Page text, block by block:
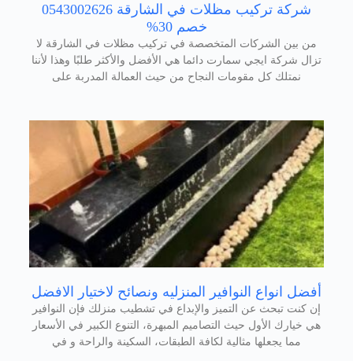
شركة تركيب مظلات في الشارقة 0543002626
خصم 30%
من بين الشركات المتخصصة في تركيب مظلات في الشارقة لا
تزال شركة ايجي سمارت دائما هي الأفضل والأكثر طلبًا وهذا لأننا
نمتلك كل مقومات النجاح من حيث العمالة المدربة على
أفضل انواع النوافير المنزليه ونصائح لاختيار الافضل
إن كنت تبحث عن التميز والإبداع في تشطيب منزلك فإن النوافير
هي خيارك الأول حيث التصاميم المبهرة، التنوع الكبير في الأسعار
مما يجعلها مثالية لكافة الطبقات، السكينة والراحة و في